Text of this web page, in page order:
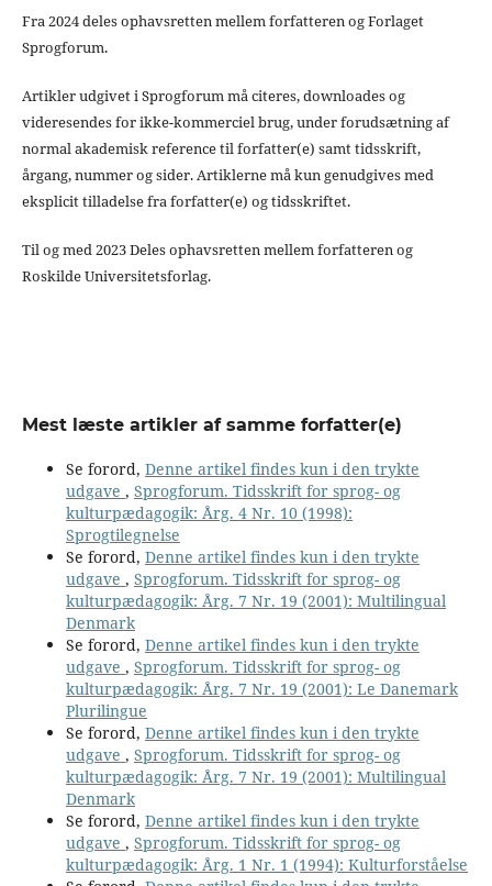
Fra 2024 deles ophavsretten mellem forfatteren og Forlaget
Sprogforum.
Artikler udgivet i Sprogforum må citeres, downloades og
videresendes for ikke-kommerciel brug, under forudsætning af
normal akademisk reference til forfatter(e) samt tidsskrift,
årgang, nummer og sider. Artiklerne må kun genudgives med
eksplicit tilladelse fra forfatter(e) og tidsskriftet.
Til og med 2023 Deles ophavsretten mellem forfatteren og
Roskilde Universitetsforlag.
Mest læste artikler af samme forfatter(e)
Se forord, Denne artikel findes kun i den trykte
udgave , Sprogforum. Tidsskrift for sprog- og
kulturpædagogik: Årg. 4 Nr. 10 (1998):
Sprogtilegnelse
Se forord, Denne artikel findes kun i den trykte
udgave , Sprogforum. Tidsskrift for sprog- og
kulturpædagogik: Årg. 7 Nr. 19 (2001): Multilingual
Denmark
Se forord, Denne artikel findes kun i den trykte
udgave , Sprogforum. Tidsskrift for sprog- og
kulturpædagogik: Årg. 7 Nr. 19 (2001): Le Danemark
Plurilingue
Se forord, Denne artikel findes kun i den trykte
udgave , Sprogforum. Tidsskrift for sprog- og
kulturpædagogik: Årg. 7 Nr. 19 (2001): Multilingual
Denmark
Se forord, Denne artikel findes kun i den trykte
udgave , Sprogforum. Tidsskrift for sprog- og
kulturpædagogik: Årg. 1 Nr. 1 (1994): Kulturforståelse